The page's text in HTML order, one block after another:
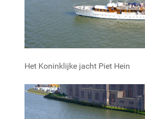
Het Koninklijke jacht Piet Hein